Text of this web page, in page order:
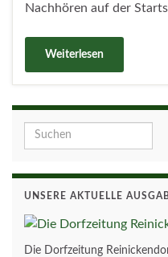
Nachhören auf der
Weiterlesen
Search for:
UNSERE AKTUELLE
Die Dorfzeitung